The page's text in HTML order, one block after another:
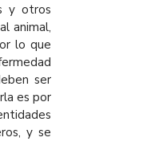
y otros
animal,
lo que
ser
es por
y se